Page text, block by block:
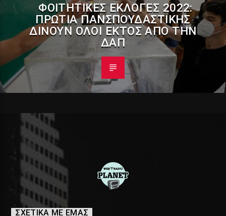
ΦΟΙΤΗΤΙΚΈΣ ΕΚΛΟΓΈΣ 2022:
ΠΡΩΤΙΆ ΠΑΝΣΠΟΥΔΑΣΤΙΚΉΣ
ΔΊΝΟΥΝ ΌΛΟΙ ΕΚΤΌΣ ΑΠΌ ΤΗΝ
ΔΑΠ
ΣΧΕΤΙΚΑ ΜΕ ΕΜΑΣ